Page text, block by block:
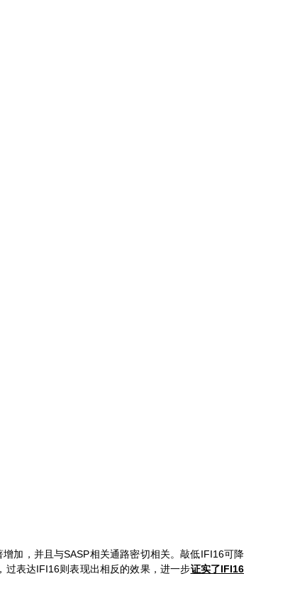
增加，并且与SASP相关通路密切相关。敲低IFI16可降
过表达IFI16则表现出相反的效果，进一步证实了IFI16